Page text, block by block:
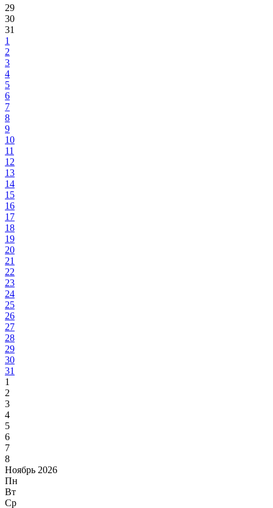
29
30
31
1
2
3
4
5
6
7
8
9
10
11
12
13
14
15
16
17
18
19
20
21
22
23
24
25
26
27
28
29
30
31
1
2
3
4
5
6
7
8
Ноябрь 2026
Пн
Вт
Ср